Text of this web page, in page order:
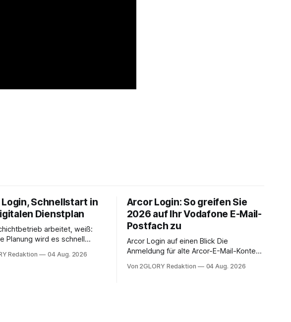
Login, Schnellstart in
Dienstplan
arbeitet, weiß:
Planung wird es schnell
um dienstpläne,
Redaktion 04 Aug. 2026
Arcor Login: So greifen Sie
2026 auf Ihr Vodafone E-Mail-
Postfach zu
Arcor Login auf einen Blick Die
Anmeldung für alte Arcor-E-Mail-Konten
noch eine e mail adresse mit der Endung
Von 2GLORY Redaktion 04 Aug. 2026